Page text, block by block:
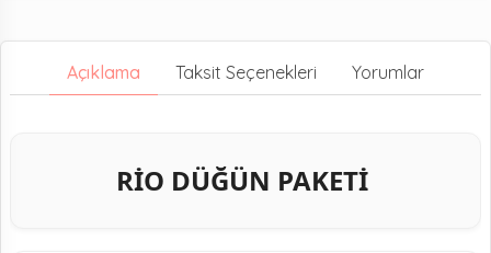
Açıklama Taksit Seçenekleri Yorumlar
RİO DÜĞÜN PAKETİ